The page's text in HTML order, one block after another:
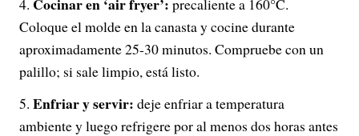
precaliente a 160°C.
Coloque el molde en la canasta y cocine durante
aproximadamente 25-30 minutos. Compruebe con un
palillo; si sale limpio, está listo.
Enfriar y servir: deje enfriar a temperatura
ambiente y luego refrigere por al menos dos horas antes